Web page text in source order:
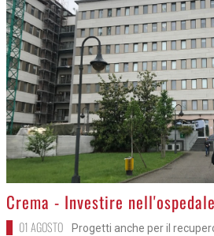
>
Crema - Investire nell'ospedale
01 AGOSTO Progetti anche per il